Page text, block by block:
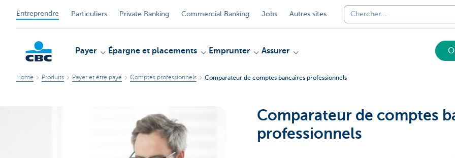
Entreprendre Particuliers Private Banking Commercial Banking Jobs Autres sites
Payer Épargne et placements Emprunter Assurer
Home Produits Payer et être payé Comptes professionnels Comparateur de comptes bancaires professionnels
Comparateur de comptes
professionnels